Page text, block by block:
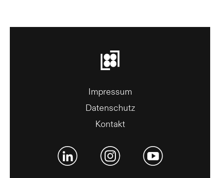
Impressum
Datenschutz
Kontakt